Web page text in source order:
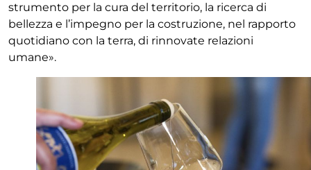
strumento per la cura del territorio, la ricerca di
bellezza e l’impegno per la costruzione, nel rapporto
quotidiano con la terra, di rinnovate relazioni
umane».